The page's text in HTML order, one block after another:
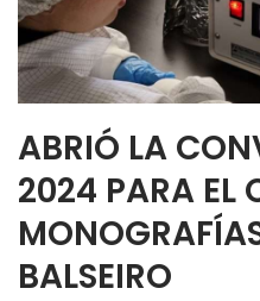
ABRIÓ LA
2024 PARA EL
BALSEIRO